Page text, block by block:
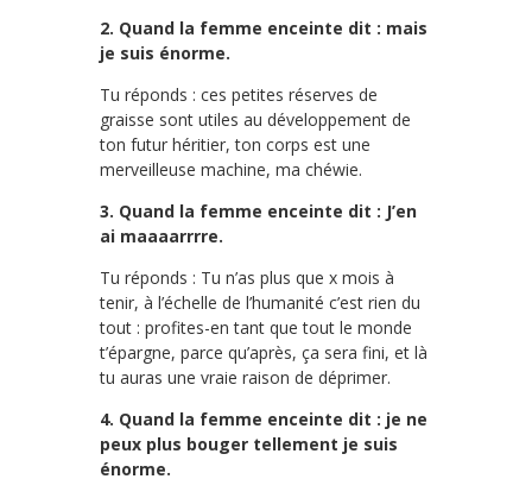
2. Quand la femme enceinte dit : mais
je suis énorme.
Tu réponds : ces petites réserves de
graisse sont utiles au développement de
ton futur héritier, ton corps est une
merveilleuse machine, ma chéwie.
3. Quand la femme enceinte dit : J’en
ai maaaarrrre.
Tu réponds : Tu n’as plus que x mois à
tenir, à l’échelle de l’humanité c’est rien du
tout : profites-en tant que tout le monde
t’épargne, parce qu’après, ça sera fini, et là
tu auras une vraie raison de déprimer.
4. Quand la femme enceinte dit : je ne
peux plus bouger tellement je suis
énorme.